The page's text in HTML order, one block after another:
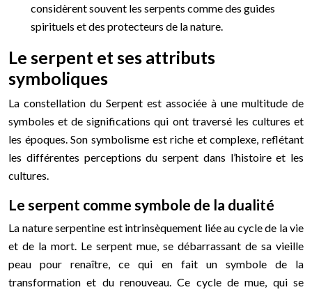
considèrent souvent les serpents comme des guides
spirituels et des protecteurs de la nature.
Le serpent et ses attributs
symboliques
La constellation du Serpent est associée à une multitude de
symboles et de significations qui ont traversé les cultures et
les époques. Son symbolisme est riche et complexe, reflétant
les différentes perceptions du serpent dans l’histoire et les
cultures.
Le serpent comme symbole de la dualité
La nature serpentine est intrinsèquement liée au cycle de la vie
et de la mort. Le serpent mue, se débarrassant de sa vieille
peau pour renaître, ce qui en fait un symbole de la
transformation et du renouveau. Ce cycle de mue, qui se